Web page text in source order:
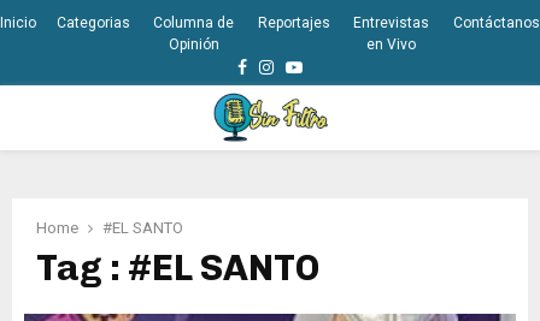
Inicio Categorias
Columna de
Opinión
Reportajes
Entrevistas
en Vivo
Contáctanos
Facebook
Instagram
Youtube
Home #EL SANTO
Tag : #EL SANTO